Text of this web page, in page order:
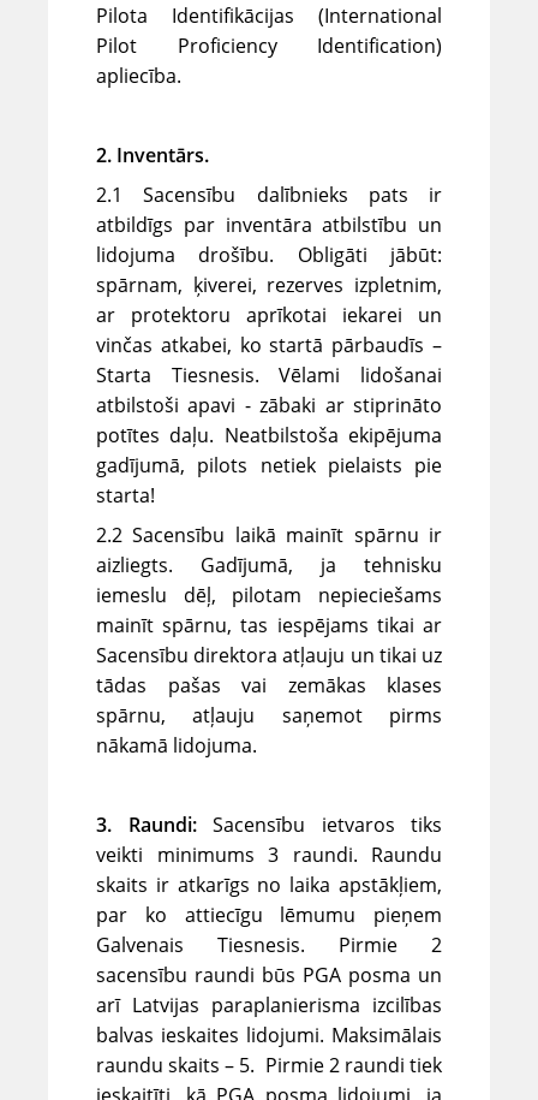
Pilota Identifikācijas (International
Pilot Proficiency Identification)
apliecība.
2. Inventārs.
2.1 Sacensību dalībnieks pats ir
atbildīgs par inventāra atbilstību un
lidojuma drošību. Obligāti jābūt:
spārnam, ķiverei, rezerves izpletnim,
ar protektoru aprīkotai iekarei un
vinčas atkabei, ko startā pārbaudīs –
Starta Tiesnesis. Vēlami lidošanai
atbilstoši apavi - zābaki ar stiprināto
potītes daļu. Neatbilstoša ekipējuma
gadījumā, pilots netiek pielaists pie
starta!
2.2 Sacensību laikā mainīt spārnu ir
aizliegts. Gadījumā, ja tehnisku
iemeslu dēļ, pilotam nepieciešams
mainīt spārnu, tas iespējams tikai ar
Sacensību direktora atļauju un tikai uz
tādas pašas vai zemākas klases
spārnu, atļauju saņemot pirms
nākamā lidojuma.
3. Raundi:Sacensību ietvaros tiks
veikti minimums 3 raundi. Raundu
skaits ir atkarīgs no laika apstākļiem,
par ko attiecīgu lēmumu pieņem
Galvenais Tiesnesis. Pirmie 2
sacensību raundi būs PGA posma un
arī Latvijas paraplanierisma izcilības
balvas ieskaites lidojumi. Maksimālais
raundu skaits – 5. Pirmie 2 raundi tiek